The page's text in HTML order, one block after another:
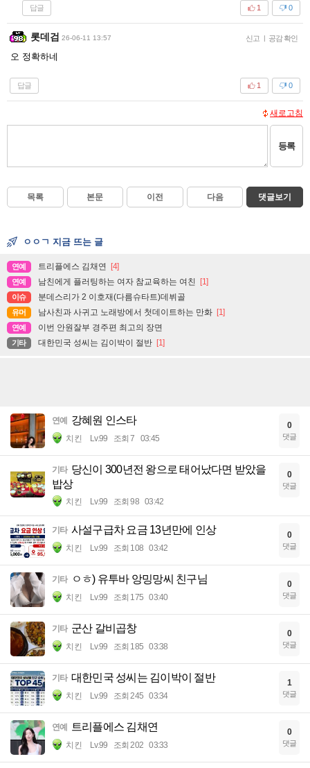
답글 0
1
롯데검 26-06-11 13:57 신고 | 공감 확인
오 정확하네
답글 0
1
새로고침
등록
목록 본문 이전 다음 댓글보기
ㅇㅇㄱ 지금 뜨는 글
연예 트리플에스 김채연 [4]
연예 남친에게 플러팅하는 여자 참교육하는 여친 [1]
이슈 분데스리가 2 이호재(다름슈타트)데뷔골
유머 남사친과 사귀고 노래방에서 첫데이트하는 만화 [1]
연예 이번 안원잘부 경주편 최고의 장면
기타 대한민국 성씨는 김이박이 절반 [1]
연예 강혜원 인스타
치킨 Lv.99 조회 7 03:45
0
댓글
기타 당신이 300년전 왕으로 태어났다면 받았을
밥상
치킨 Lv.99 조회 98 03:42
0
댓글
기타 사설구급차 요금 13년만에 인상
치킨 Lv.99 조회 108 03:42
0
댓글
기타 ㅇㅎ) 유투바 앙밍망씨 친구님
치킨 Lv.99 조회 175 03:40
0
댓글
기타 군산 갈비곱창
치킨 Lv.99 조회 185 03:38
0
댓글
기타 대한민국 성씨는 김이박이 절반
치킨 Lv.99 조회 245 03:34
1
댓글
연예 트리플에스 김채연
치킨 Lv.99 조회 202 03:33
0
댓글